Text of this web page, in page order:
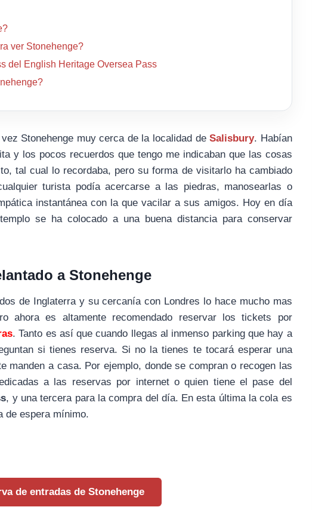
ver Stonehenge?
del English Heritage Oversea Pass
Stonehenge muy cerca de la localidad deSalisbury. Habían
y los pocos recuerdos que tengo me indicaban que las cosas
tal cual lo recordaba, pero su forma de visitarlo ha cambiado
turista podía acercarse a las piedras, manosearlas o
instantánea con la que vacilar a sus amigos. Hoy en día
se ha colocado a una buena distancia para conservar
a Stonehenge
de Inglaterra y su cercanía con Londres lo hace mucho mas
ahora es altamente recomendado reservar los tickets por
. Tanto es así que cuando llegas al inmenso parking que hay a
si tienes reserva. Si no la tienes te tocará esperar una
manden a casa. Por ejemplo, donde se compran o recogen las
a las reservas por internet o quien tiene el pase del
, y una tercera para la compra del día. En esta última la cola es
de espera mínimo.
de entradas de Stonehenge